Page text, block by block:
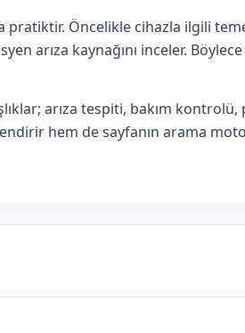
pratiktir. Öncelikle cihazla ilgili
arıza kaynağını inceler.
arıza tespiti, bakım
hem de sayfanın arama